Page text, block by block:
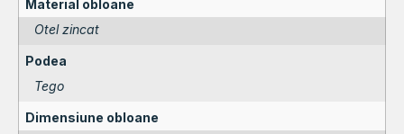
Material obloane
Otel zincat
Podea
Tego
Dimensiune obloane